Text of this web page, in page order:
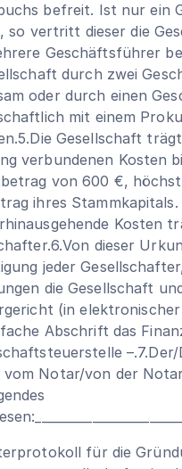
befreit. Ist nur ein
so vertritt dieser die
Geschäftsführer
durch zwei
oder durch einen
mit einem
Gesellschaft
verbundenen Kosten
von 600 €,
ihres Stammkapitals.
Kosten
dieser
jeder
die Gesellschaft
(in
Abschrift das
–.7.Der/
vom Notar/von der
für die